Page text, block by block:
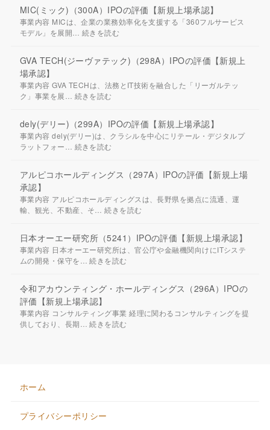
MIC(ミック)（300A）IPOの評価【新規上場承認】
事業内容 MICは、企業の業務効率化を支援する「360フルサービス
モデル」を展開… 続きを読む
GVA TECH(ジーヴァテック)（298A）IPOの評価【新規上
場承認】
事業内容 GVA TECHは、法務とIT技術を融合した「リーガルテッ
ク」事業を展… 続きを読む
dely(デリー)（299A）IPOの評価【新規上場承認】
事業内容 dely(デリー)は、クラシルを中心にリテール・デジタルプ
ラットフォー… 続きを読む
アルピコホールディングス（297A）IPOの評価【新規上場
承認】
事業内容 アルピコホールディングスは、長野県を拠点に流通、運
輸、観光、不動産、そ…続きを読む
日本オーエー研究所（5241）IPOの評価【新規上場承認】
事業内容 日本オーエー研究所は、官公庁や金融機関向けにITシステ
ムの開発・保守を…続きを読む
令和アカウンティング・ホールディングス（296A）IPOの
評価【新規上場承認】
事業内容 コンサルティング事業 経理に関わるコンサルティングを提
供しており、長期…続きを読む
ホーム
プライバシーポリシー